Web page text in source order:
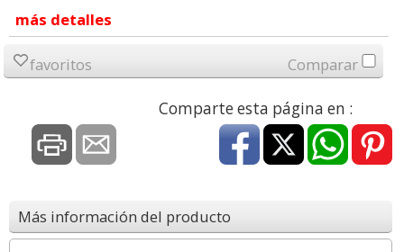
más detalles
favoritos Comparar
Comparte esta página en :
Más información del producto